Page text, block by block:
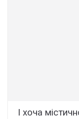
І хоча